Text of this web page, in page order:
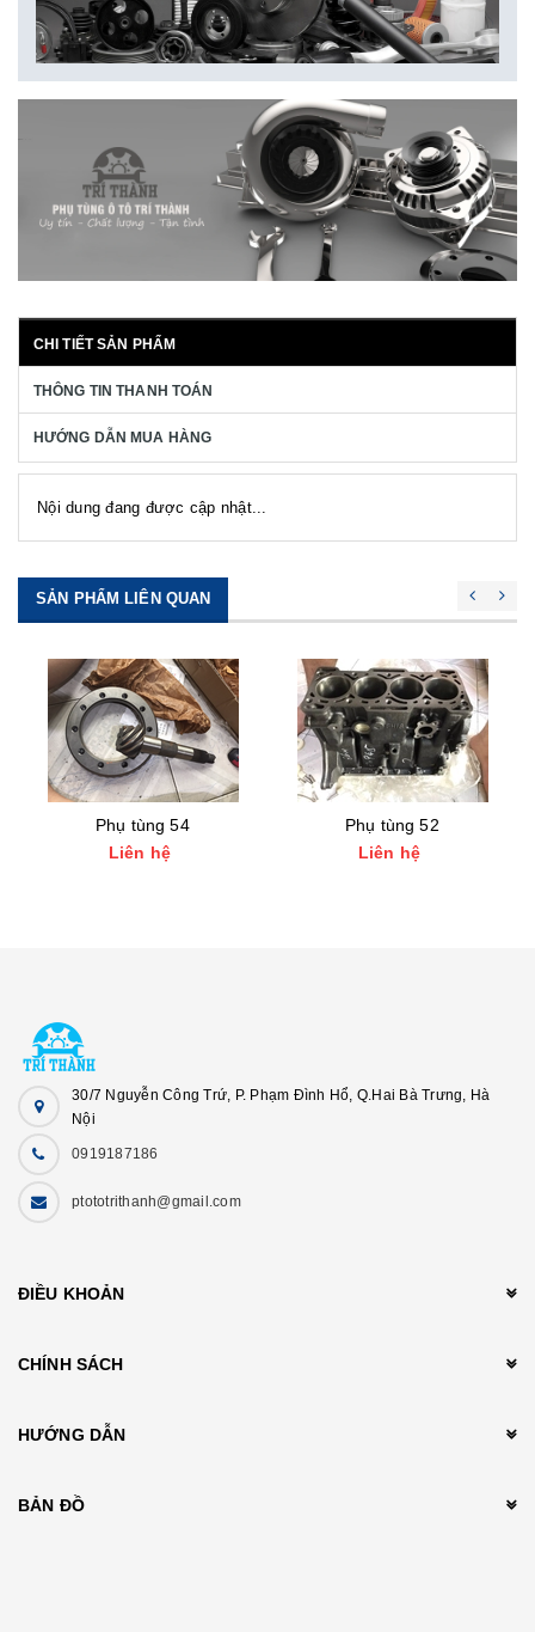
CHI TIẾT SẢN PHẨM
THÔNG TIN THANH TOÁN
HƯỚNG DẪN MUA HÀNG
Nội dung đang được cập nhật...
SẢN PHẨM LIÊN QUAN
Phụ tùng 54
Liên hệ
Phụ tùng 52
Liên hệ
30/7 Nguyễn Công Trứ, P. Phạm Đình Hổ, Q.Hai Bà Trưng, Hà
Nội
0919187186
ptototrithanh@gmail.com
ĐIỀU KHOẢN
CHÍNH SÁCH
HƯỚNG DẪN
BẢN ĐỒ